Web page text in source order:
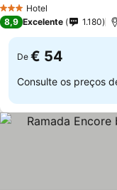
3 EstrelasHotel
8,9 Excelente 1.180
De € 54
Consulte os preços